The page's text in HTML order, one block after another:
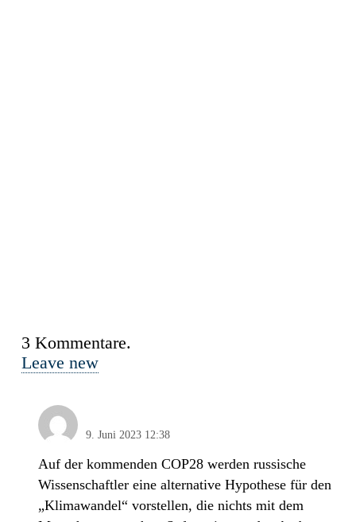
3 Kommentare.
Leave new
9. Juni 2023 12:38
Auf der kommenden COP28 werden russische
Wissenschaftler eine alternative Hypothese für den
„Klimawandel“ vorstellen, die nichts mit dem